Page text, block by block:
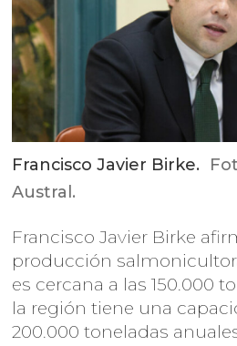
Francisco Javier Birke.
Austral.
Francisco Javier Birke
producción
es cercana a las 150.000
la región tiene una
200.000 toneladas